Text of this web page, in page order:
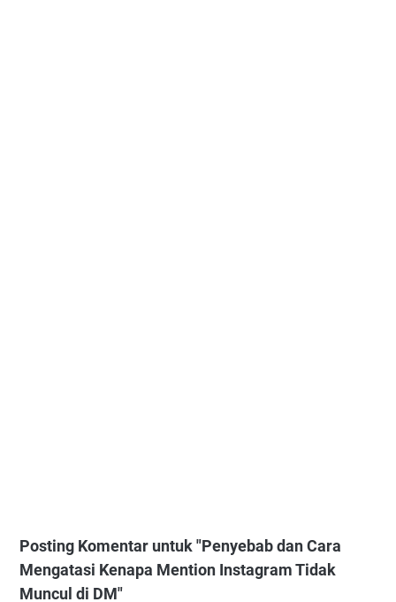
Posting Komentar untuk "Penyebab dan Cara
Mengatasi Kenapa Mention Instagram Tidak
Muncul di DM"